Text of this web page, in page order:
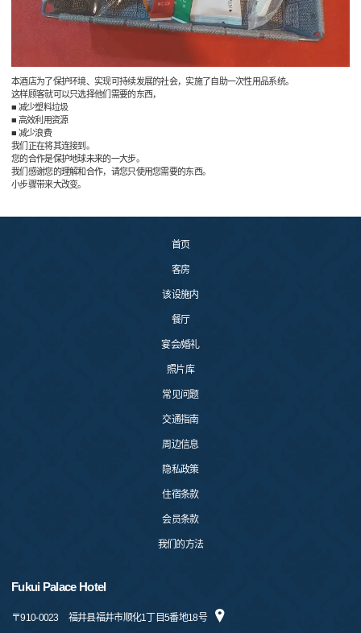
本酒店为了保护环境、实现可持续发展的社会，实施了自助一次性用品系统。
这样顾客就可以只选择他们需要的东西，
■ 减少塑料垃圾
■ 高效利用资源
■ 减少浪费
我们正在将其连接到。
您的合作是保护地球未来的一大步。
我们感谢您的理解和合作，请您只使用您需要的东西。
小步骤带来大改变。
首页
客房
该设施内
餐厅
宴会/婚礼
照片库
常见问题
交通指南
周边信息
隐私政策
住宿条款
会员条款
我们的方法
Fukui Palace Hotel
〒910-0023
福井县福井市顺化1丁目5番地18号